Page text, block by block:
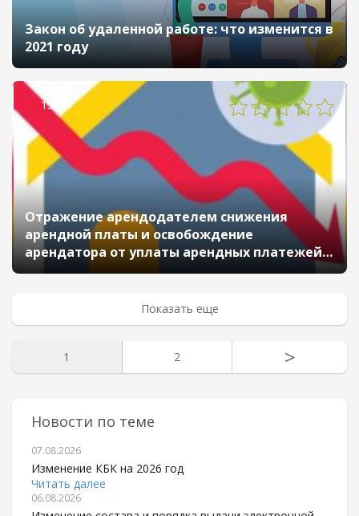
Закон об удаленной работе: что изменится в
2021 году
13837
Отражение арендодателем снижения
арендной платы и освобождение
арендатора от уплаты арендных платежей
в связи с коронавирусной инфекцией
Показать еще
1 2 >
Новости по теме
07.08.2026
Изменение КБК на 2026 год
Читать далее
06.08.2026